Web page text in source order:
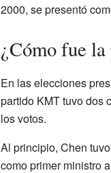
2000, se presentó
¿Cómo fue
En las elecciones
partido KMT tuvo dos
los votos.
Al principio, Chen
como primer ministro